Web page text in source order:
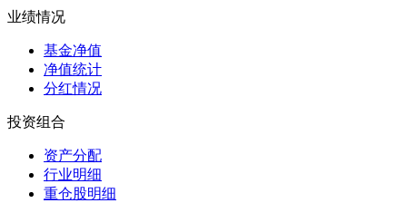
业绩情况
基金净值
净值统计
分红情况
投资组合
资产分配
行业明细
重仓股明细